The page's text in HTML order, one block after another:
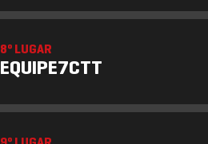
8º LUGAR
EQUIPE7CTT